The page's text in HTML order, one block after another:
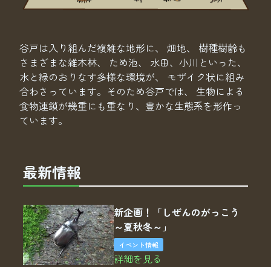
谷戸は入り組んだ複雑な地形に、 畑地、 樹種樹齢も
さまざまな雑木林、 ため池、 水田、小川といった、
水と緑のおりなす多様な環境が、 モザイク状に組み
合わさっています。そのため谷戸では、 生物による
食物連鎖が幾重にも重なり、豊かな生態系を形作っ
ています。
最新情報
新企画！「しぜんのがっこう
～夏秋冬～」
イベント情報
詳細を見る